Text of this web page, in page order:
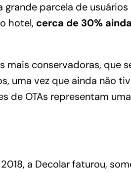
parcela de
hotel, cerca de 30%
mais conservadoras, que
uma vez que ainda não
de OTAs representam
a Decolar faturou,